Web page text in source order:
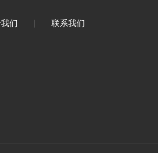
们 联系我们